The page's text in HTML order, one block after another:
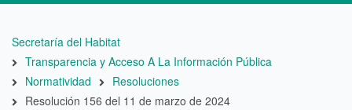
Ruta
de
navegación
Secretaría del Habitat
Transparencia y Acceso A La Información Pública
Normatividad
Resoluciones
Resolución 156 del 11 de marzo de 2024